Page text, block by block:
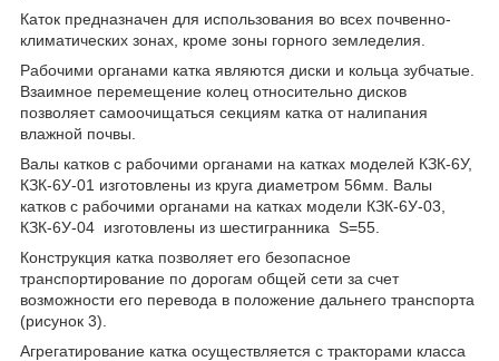
Каток предназначен для использования во всех почвенно-
климатических зонах, кроме зоны горного земледелия.
Рабочими органами катка являются диски и кольца зубчатые.
Взаимное перемещение колец относительно дисков
позволяет самоочищаться секциям катка от налипания
влажной почвы.
Валы катков с рабочими органами на катках моделей КЗК-6У,
КЗК-6У-01 изготовлены из круга диаметром 56мм. Валы
катков с рабочими органами на катках модели КЗК-6У-03,
КЗК-6У-04 изготовлены из шестигранника S=55.
Конструкция катка позволяет его безопасное
транспортирование по дорогам общей сети за счет
возможности его перевода в положение дальнего транспорта
(рисунок 3).
Агрегатирование катка осуществляется с тракторами класса